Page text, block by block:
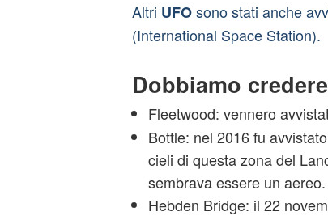
Altri UFOsono stati anche
(International Space Station).
Dobbiamo
Fleetwood: vennero
Bottle: nel 2016 fu
cieli di questa zona del
sembrava essere un aereo.
Hebden Bridge: il 22